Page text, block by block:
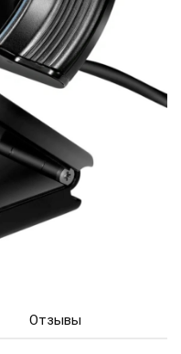
Отзывы